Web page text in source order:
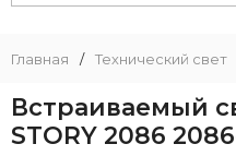
Главная / Технический свет
Встраиваемый
STORY 2086